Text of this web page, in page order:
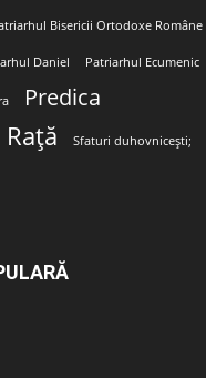
Bisericii Ortodoxe Române
Daniel Patriarhul Ecumenic
Predica
Sfaturi duhovnicești;